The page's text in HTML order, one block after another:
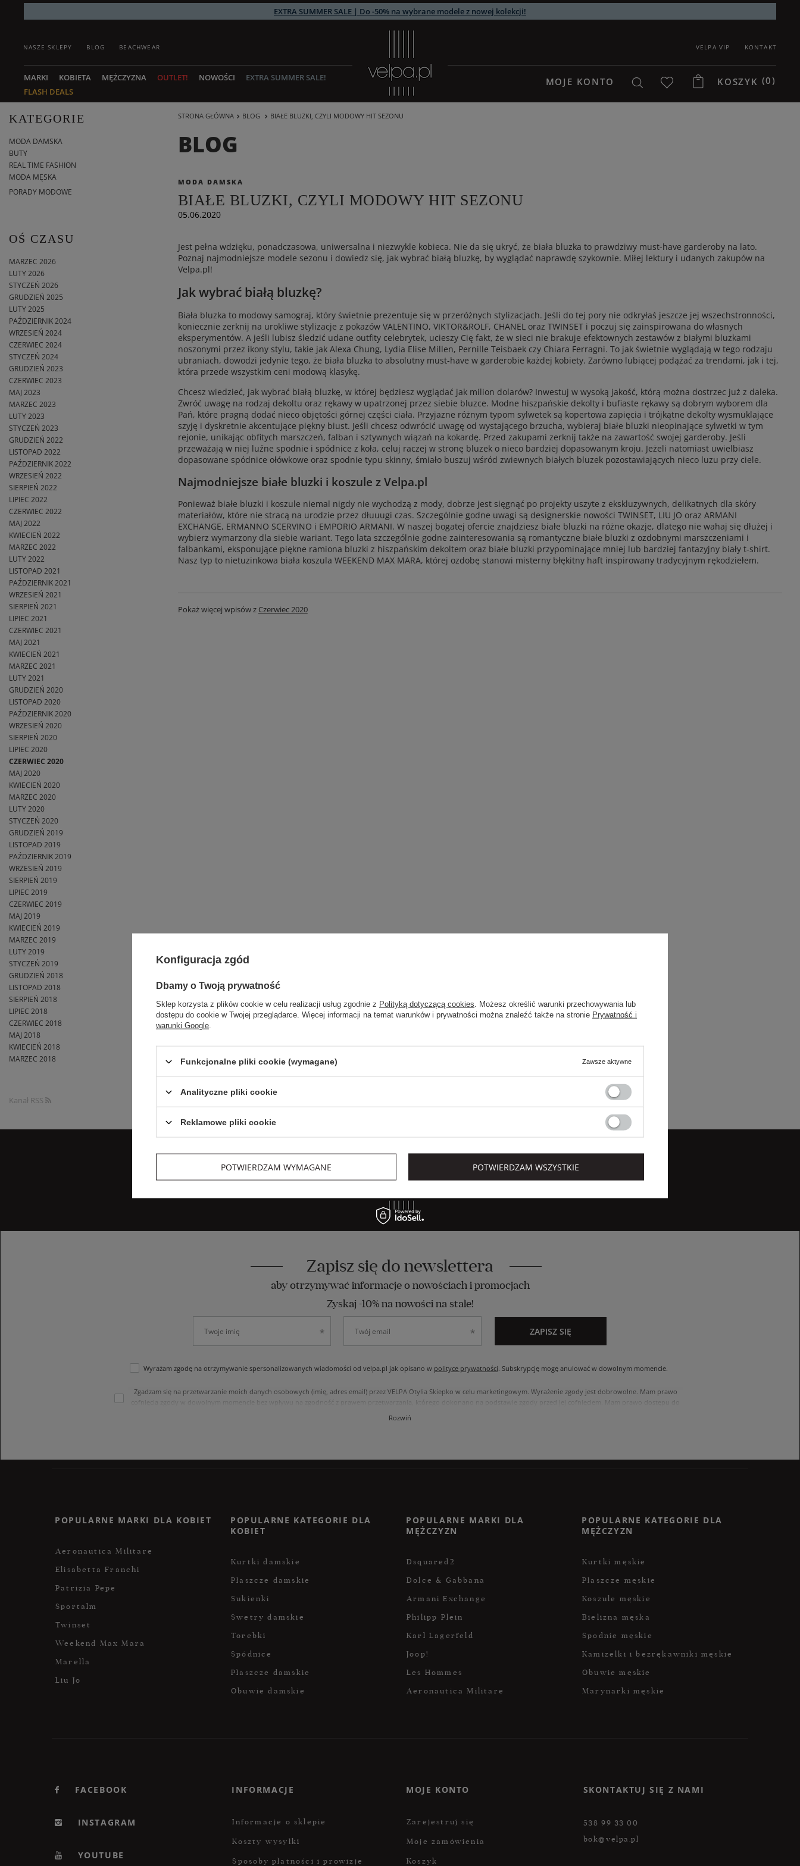
EXTRA SUMMER SALE | Do -50% na wybrane modele z nowej kolekcji!
NASZE SKLEPY BLOG BEACHWEAR KONTAKT
VELPA VIP
MARKI KOBIETA MĘŻCZYZNA OUTLET! NOWOŚCI
EXTRA SUMMER SALE!
FLASH DEALS
MOJE KONTO KOSZYK (0)
KATEGORIE
MODA DAMSKA
BUTY
REAL TIME FASHION
MODA MĘSKA
PORADY MODOWE
OŚ CZASU
MARZEC 2026
LUTY 2026
STYCZEŃ 2026
GRUDZIEŃ 2025
LUTY 2025
PAŹDZIERNIK 2024
WRZESIEŃ 2024
CZERWIEC 2024
STYCZEŃ 2024
GRUDZIEŃ 2023
CZERWIEC 2023
MAJ 2023
MARZEC 2023
LUTY 2023
STYCZEŃ 2023
GRUDZIEŃ 2022
LISTOPAD 2022
PAŹDZIERNIK 2022
WRZESIEŃ 2022
SIERPIEŃ 2022
LIPIEC 2022
CZERWIEC 2022
MAJ 2022
KWIECIEŃ 2022
MARZEC 2022
LUTY 2022
LISTOPAD 2021
PAŹDZIERNIK 2021
WRZESIEŃ 2021
SIERPIEŃ 2021
LIPIEC 2021
CZERWIEC 2021
MAJ 2021
KWIECIEŃ 2021
MARZEC 2021
LUTY 2021
GRUDZIEŃ 2020
LISTOPAD 2020
PAŹDZIERNIK 2020
WRZESIEŃ 2020
SIERPIEŃ 2020
LIPIEC 2020
CZERWIEC 2020
MAJ 2020
KWIECIEŃ 2020
MARZEC 2020
LUTY 2020
STYCZEŃ 2020
GRUDZIEŃ 2019
LISTOPAD 2019
PAŹDZIERNIK 2019
WRZESIEŃ 2019
SIERPIEŃ 2019
LIPIEC 2019
CZERWIEC 2019
MAJ 2019
KWIECIEŃ 2019
MARZEC 2019
LUTY 2019
STYCZEŃ 2019
GRUDZIEŃ 2018
LISTOPAD 2018
SIERPIEŃ 2018
LIPIEC 2018
CZERWIEC 2018
MAJ 2018
KWIECIEŃ 2018
MARZEC 2018
Kanał RSS
STRONA GŁÓWNA BLOG BIAŁE BLUZKI, CZYLI MODOWY HIT SEZONU
BLOG
MODA DAMSKA
BIAŁE BLUZKI, CZYLI MODOWY HIT SEZONU
05.06.2020
Jest pełna wdzięku, ponadczasowa, uniwersalna i niezwykle kobieca. Nie da się ukryć, że biała bluzka to prawdziwy must-have garderoby na lato.
Poznaj najmodniejsze modele sezonu i dowiedz się, jak wybrać białą bluzkę, by wyglądać naprawdę szykownie. Miłej lektury i udanych zakupów na
Velpa.pl!
Jak wybrać białą bluzkę?
Biała bluzka to modowy samograj, który świetnie prezentuje się w przeróżnych stylizacjach. Jeśli do tej pory nie odkryłaś jeszcze jej wszechstronności,
koniecznie zerknij na urokliwe stylizacje z pokazów VALENTINO, VIKTOR&ROLF, CHANEL oraz TWINSET i poczuj się zainspirowana do własnych
eksperymentów. A jeśli lubisz śledzić udane outfity celebrytek, ucieszy Cię fakt, że w sieci nie brakuje efektownych zestawów z białymi bluzkami
noszonymi przez ikony stylu, takie jak Alexa Chung, Lydia Elise Millen, Pernille Teisbaek czy Chiara Ferragni. To jak świetnie wyglądają w tego rodzaju
ubraniach, dowodzi jedynie tego, że biała bluzka to absolutny must-have w garderobie każdej kobiety. Zarówno lubiącej podążać za trendami, jak i tej,
która przede wszystkim ceni modową klasykę.
Chcesz wiedzieć, jak wybrać białą bluzkę, w której będziesz wyglądać jak milion dolarów? Inwestuj w wysoką jakość, którą można dostrzec już z daleka.
Zwróć uwagę na rodzaj dekoltu oraz rękawy w upatrzonej przez siebie bluzce. Modne hiszpańskie dekolty i bufiaste rękawy są dobrym wyborem dla
Pań, które pragną dodać nieco objętości górnej części ciała. Przyjazne różnym typom sylwetek są kopertowa zapięcia i trójkątne dekolty wysmuklające
szyję i dyskretnie akcentujące piękny biust. Jeśli chcesz odwrócić uwagę od wystającego brzucha, wybieraj białe bluzki nieopinające sylwetki w tym
rejonie, unikając obfitych marszczeń, falban i sztywnych wiązań na kokardę. Przed zakupami zerknij także na zawartość swojej garderoby. Jeśli
przeważają w niej luźne spodnie i spódnice z koła, celuj raczej w stronę bluzek o nieco bardziej dopasowanym kroju. Jeżeli natomiast uwielbiasz
dopasowane spódnice ołówkowe oraz spodnie typu skinny, śmiało buszuj wśród zwiewnych białych bluzek pozostawiających nieco luzu przy ciele.
Najmodniejsze białe bluzki i koszule z Velpa.pl
Ponieważ białe bluzki i koszule niemal nigdy nie wychodzą z mody, dobrze jest sięgnąć po projekty uszyte z ekskluzywnych, delikatnych dla skóry
materiałów, które nie stracą na urodzie przez dłuuugi czas. Szczególnie godne uwagi są designerskie nowości TWINSET, LIU JO oraz ARMANI
EXCHANGE, ERMANNO SCERVINO i EMPORIO ARMANI. W naszej bogatej ofercie znajdziesz białe bluzki na różne okazje, dlatego nie wahaj się dłużej i
wybierz wymarzony dla siebie wariant. Tego lata szczególnie godne zainteresowania są romantyczne białe bluzki z ozdobnymi marszczeniami i
falbankami, eksponujące piękne ramiona bluzki z hiszpańskim dekoltem oraz białe bluzki przypominające mniej lub bardziej fantazyjny biały t-shirt.
Nasz typ to nietuzinkowa biała koszula WEEKEND MAX MARA, której ozdobę stanowi misterny błękitny haft inspirowany tradycyjnym rękodziełem.
Pokaż więcej wpisów z Czerwiec 2020
Zapisz się do newslettera
aby otrzymywać informacje o nowościach i promocjach
Zyskaj -10% na nowości na stałe!
Wyrażam zgodę na otrzymywanie spersonalizowanych wiadomości od velpa.pl jak opisano w polityce prywatności. Subskrypcję mogę anulować w dowolnym momencie.
Zgadzam się na przetwarzanie moich danych osobowych (imię, adres email) przez VELPA Otylia Skiepko w celu marketingowym. Wyrażenie zgody jest dobrowolne. Mam prawo
cofnięcia zgody w dowolnym momencie bez wpływu na zgodność z prawem przetwarzania, którego dokonano na podstawie zgody przed jej cofnięciem. Mam prawo dostępu do
treści swoich danych i ich sprostowania, usunięcia, ograniczenia przetwarzania, oraz prawo do przenoszenia danych na zasadach zawartych w polityce prywatności sklepu
Rozwiń
ZAPISZ SIĘ
POPULARNE MARKI DLA KOBIET
Aeronautica Militare
Elisabetta Franchi
Patrizia Pepe
Sportalm
Twinset
Weekend Max Mara
Marella
Liu Jo
POPULARNE KATEGORIE DLA
KOBIET
Kurtki damskie
Płaszcze damskie
Sukienki
Swetry damskie
Torebki
Spódnice
Płaszcze damskie
Obuwie damskie
POPULARNE MARKI DLA
MĘŻCZYZN
Dsquared2
Dolce & Gabbana
Armani Exchange
Philipp Plein
Karl Lagerfeld
Joop!
Les Hommes
Aeronautica Militare
POPULARNE KATEGORIE DLA
MĘŻCZYZN
Kurtki męskie
Płaszcze męskie
Koszule męskie
Bielizna męska
Spodnie męskie
Kamizelki i bezrękawniki męskie
Obuwie męskie
Marynarki męskie
FACEBOOK
INSTAGRAM
YOUTUBE
INFORMACJE
Informacje o sklepie
Koszty wysyłki
Sposoby płatności i prowizje
MOJE KONTO
Zarejestruj się
Moje zamówienia
Koszyk
SKONTAKTUJ SIĘ Z NAMI
538 99 33 00
bok@velpa.pl
Konfiguracja zgód
Dbamy o Twoją prywatność
Sklep korzysta z plików cookie w celu realizacji usług zgodnie z Polityką dotyczącą cookies . Możesz określić warunki przechowywania lub
dostępu do cookie w Twojej przeglądarce. Więcej informacji na temat warunków i prywatności można znaleźć także na stronie Prywatność i
warunki Google
Funkcjonalne pliki cookie (wymagane) Zawsze aktywne
Analityczne pliki cookie
Reklamowe pliki cookie
POTWIERDZAM WYMAGANE POTWIERDZAM WSZYSTKIE